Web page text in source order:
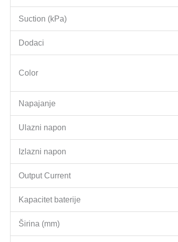
Suction (kPa)
Dodaci
Color
Napajanje
Ulazni napon
Izlazni napon
Output Current
Kapacitet baterije
Širina (mm)